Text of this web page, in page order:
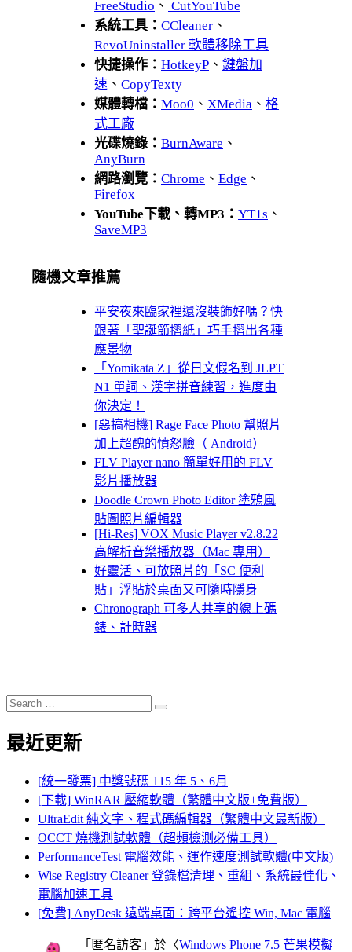
FreeStudio 、 CutYouTube
系統工具： CCleaner 、
RevoUninstaller 軟體移除工具
快捷操作： HotkeyP 、 鍵盤加
速 、 CopyTexty
媒體轉檔： Moo0 、 XMedia 、 格
式工廠
光碟燒錄： BurnAware 、
AnyBurn
網路瀏覽： Chrome 、 Edge 、
Firefox
YouTube下載、轉MP3： YT1s 、
SaveMP3
隨機文章推薦
平安夜來臨家裡還沒裝飾好嗎？快
跟著「聖誕節摺紙」巧手摺出各種
應景物
「Yomikata Z」從日文假名到 JLPT
N1 單詞、漢字拼音練習，進度由
你決定！
[惡搞相機] Rage Face Photo 幫照片
加上超醜的憤怒臉（ Android）
FLV Player nano 簡單好用的 FLV
影片播放器
Doodle Crown Photo Editor 塗鴉風
貼圖照片編輯器
[Hi-Res] VOX Music Player v2.8.22
高解析音樂播放器（Mac 專用）
好靈活、可放照片的「SC 便利
貼」浮貼於桌面又可隨時隱身
Chronograph 可多人共享的線上碼
錶、計時器
Search
for:
Search
最近更新
[統一發票] 中獎號碼 115 年 5、6月
[下載] WinRAR 壓縮軟體（繁體中文版+免費版）
UltraEdit 純文字、程式碼編輯器（繁體中文最新版）
OCCT 燒機測試軟體（超頻檢測必備工具）
PerformanceTest 電腦效能、運作速度測試軟體(中文版)
Wise Registry Cleaner 登錄檔清理、重組、系統最佳化、
電腦加速工具
[免費] AnyDesk 遠端桌面：跨平台遙控 Win, Mac 電腦
「 匿名訪客 」於〈Windows Phone 7.5 芒果模擬